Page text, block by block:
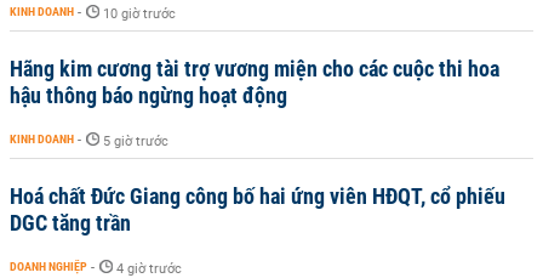
KINH DOANH - 10 giờ trước
Hãng kim cương tài trợ vương miện cho các cuộc thi hoa
hậu thông báo ngừng hoạt động
KINH DOANH - 5 giờ trước
Hoá chất Đức Giang công bố hai ứng viên HĐQT, cổ phiếu
DGC tăng trần
DOANH NGHIỆP - 4 giờ trước